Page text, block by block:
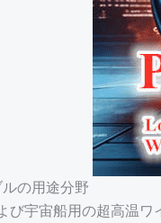
の用途分野
び宇宙船用の超高温ワ